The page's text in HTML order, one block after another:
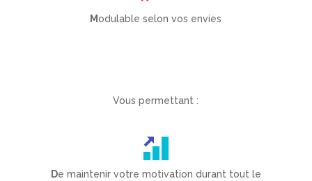
M odulable selon vos envies
Vous permettant :
De maintenir votre motivation durant tout le